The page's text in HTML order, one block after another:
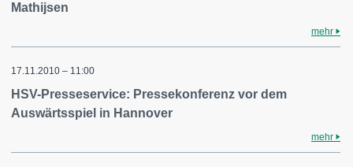
Mathijsen
mehr
17.11.2010 – 11:00
HSV-Presseservice: Pressekonferenz vor dem
Auswärtsspiel in Hannover
mehr